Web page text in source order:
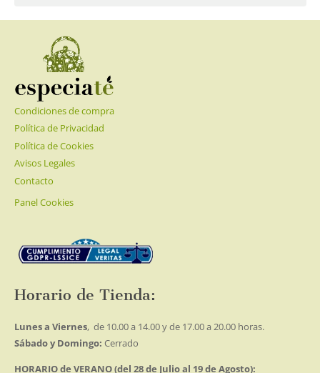
Condiciones de compra
Política de Privacidad
Política de Cookies
Avisos Legales
Contacto
Panel Cookies
Horario de Tienda:
Lunes a Viernes, de 10.00 a 14.00 y de 17.00 a 20.00 horas.
Sábado y Domingo: Cerrado
HORARIO de VERANO (del 28 de Julio al 19 de Agosto):